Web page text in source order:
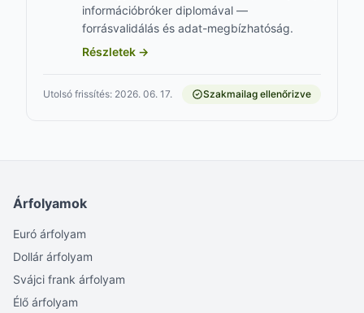
információbróker diplomával —
forrásvalidálás és adat-megbízhatóság.
Részletek →
Utolsó frissítés: 2026. 06. 17. Szakmailag ellenőrizve
Árfolyamok
Euró árfolyam
Dollár árfolyam
Svájci frank árfolyam
Élő árfolyam